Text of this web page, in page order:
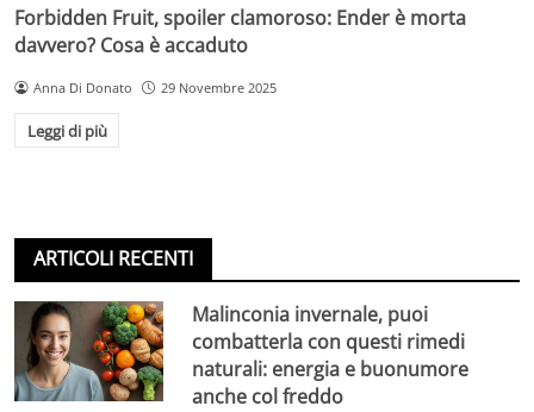
Forbidden Fruit, spoiler clamoroso: Ender è morta
davvero? Cosa è accaduto
Anna Di Donato 29 Novembre 2025
Leggi di più
ARTICOLI RECENTI
Malinconia invernale, puoi
combatterla con questi rimedi
naturali: energia e buonumore
anche col freddo